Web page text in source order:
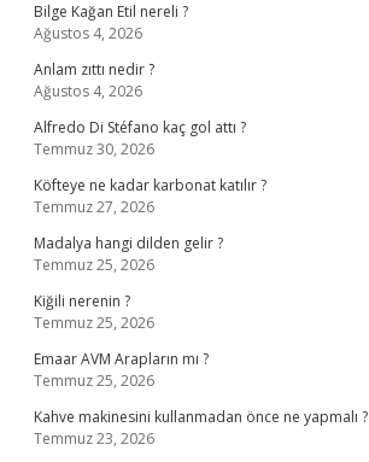
Bilge Kağan Etil nereli ?
Ağustos 4, 2026
Anlam zıttı nedir ?
Ağustos 4, 2026
Alfredo Di Stéfano kaç gol attı ?
Temmuz 30, 2026
Köfteye ne kadar karbonat katılır ?
Temmuz 27, 2026
Madalya hangi dilden gelir ?
Temmuz 25, 2026
Kiğili nerenin ?
Temmuz 25, 2026
Emaar AVM Arapların mı ?
Temmuz 25, 2026
Kahve makinesini kullanmadan önce ne yapmalı ?
Temmuz 23, 2026